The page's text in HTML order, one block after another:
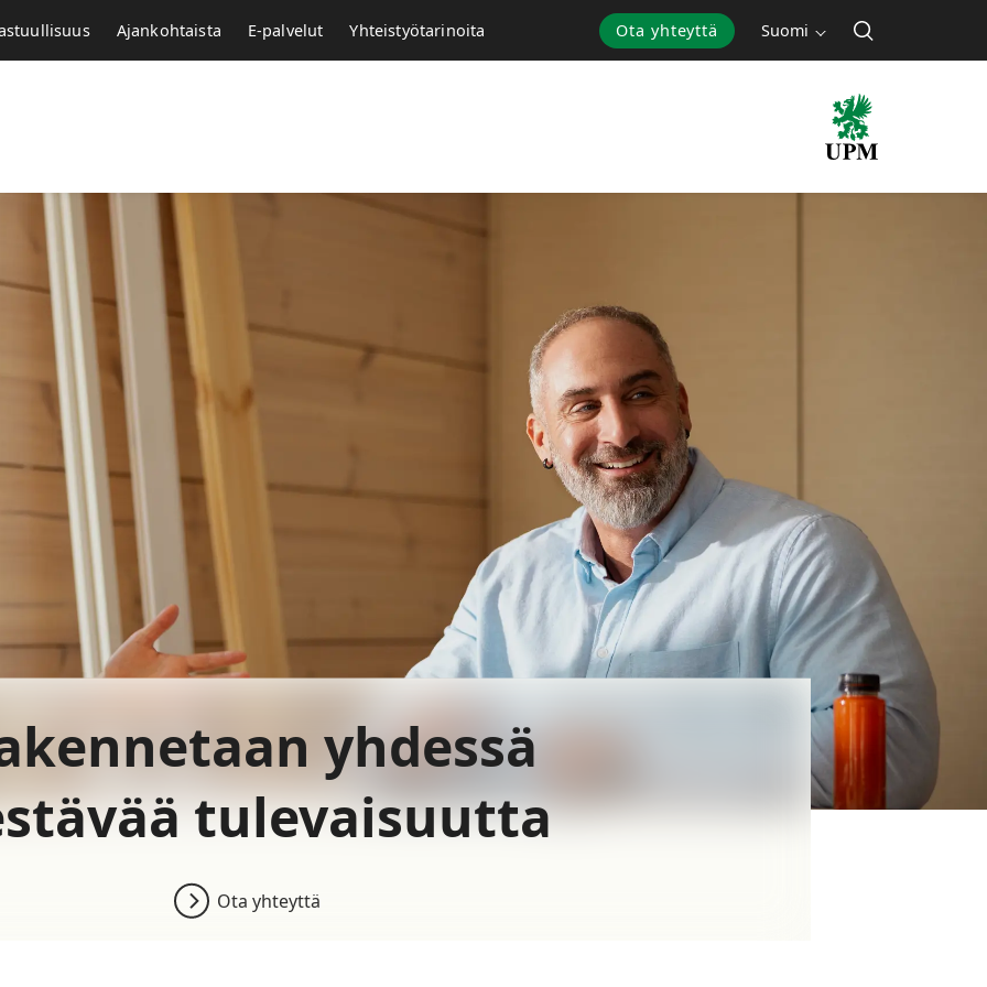
Ota yhteyttä Suomi
Ajankohtaista E-palvelut Yhteistyötarinoita
yhdessä
tulevaisuutta
Ota yhteyttä